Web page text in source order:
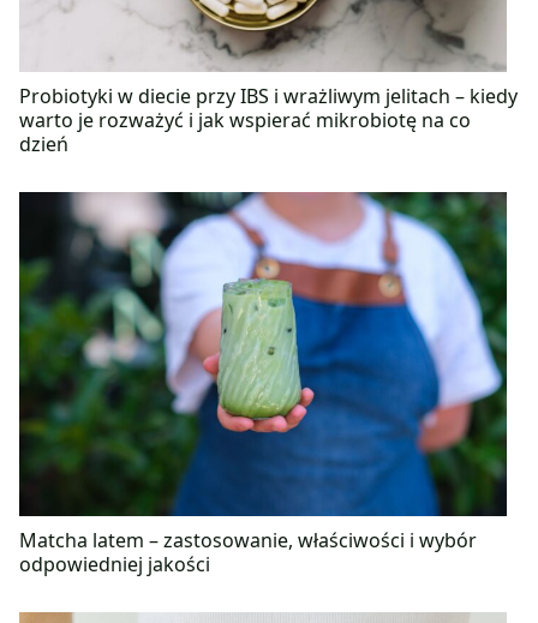
Probiotyki w diecie przy IBS i wrażliwym jelitach – kiedy
warto je rozważyć i jak wspierać mikrobiotę na co
dzień
Matcha latem – zastosowanie, właściwości i wybór
odpowiedniej jakości